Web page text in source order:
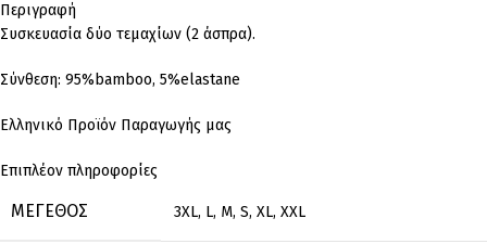
Περιγραφή
Συσκευασία δύο τεμαχίων (2 άσπρα).
Σύνθεση: 95%bamboo, 5%elastane
Ελληνικό Προϊόν Παραγωγής μας
Επιπλέον πληροφορίες
ΜΈΓΕΘΟΣ 3XL, L, M, S, XL, XXL